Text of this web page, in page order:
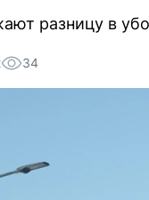
разницу в
34